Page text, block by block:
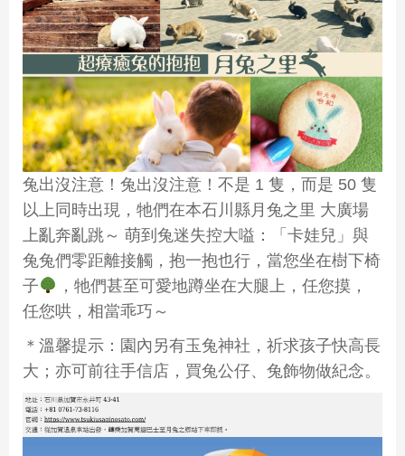
兔出沒注意！兔出沒注意！不是 1 隻，而是 50 隻
以上同時出現，牠們在本石川縣月兔之里 大廣場
上亂奔亂跳～ 萌到兔迷失控大嗌：「卡娃兒」與
兔兔們零距離接觸，抱一抱也行，當您坐在樹下椅
子
，牠們甚至可愛地蹲坐在大腿上，任您摸，
任您哄，相當乖巧～
＊溫馨提示：園內另有玉兔神社，祈求孩子快高長
大；亦可前往手信店，買兔公仔、兔飾物做紀念。